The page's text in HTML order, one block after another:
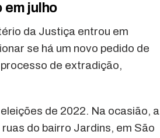
em julho
da Justiça entrou em
se há um novo pedido de
de extradição,
de 2022. Na ocasião, a
do bairro Jardins, em São